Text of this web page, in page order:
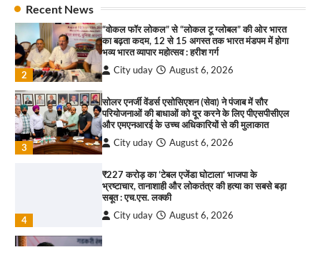
Recent News
2
“वोकल फॉर लोकल” से “लोकल टू ग्लोबल” की ओर भारत
का बढ़ता कदम, 12 से 15 अगस्त तक भारत मंडपम में होगा
भव्य भारत व्यापार महोत्सव : हरीश गर्ग
City uday August 6, 2026
3
सोलर एनर्जी वेंडर्स एसोसिएशन (सेवा) ने पंजाब में सौर
परियोजनाओं की बाधाओं को दूर करने के लिए पीएसपीसीएल
और एमएनआरई के उच्च अधिकारियों से की मुलाकात
City uday August 6, 2026
4
₹227 करोड़ का ‘टेबल एजेंडा घोटाला’ भाजपा के
भ्रष्टाचार, तानाशाही और लोकतंत्र की हत्या का सबसे बड़ा
सबूत : एच.एस. लक्की
City uday August 6, 2026
2
पारस हेल्थ पंचकूला ने ‘तिरंगा यात्रा 2025’ का हरियाणा से
आयाम
City uday August 13, 2025
3
सरकारी आदर्श उच्च विद्यालय, सैक्टर 34-सी, चण्डीगढ़ में
कार्यक्रम आयोजित
City uday August 6, 2025
राहुल गाँधी ने खाई है वैश्विक मंच पर भारत को कमजोर करने
की कसम: देवशाली
City uday August 6, 2025